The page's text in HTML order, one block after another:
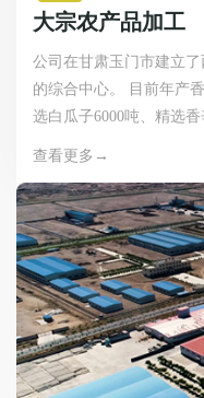
大宗农产品加工
公司在甘肃玉门市建立
的综合中心。 目前年产
选白瓜子6000吨、精选香
查看更多→